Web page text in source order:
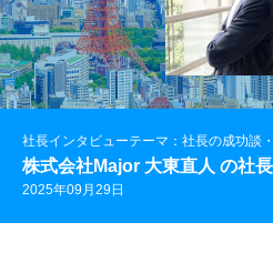
社長インタビューテーマ：社長の成功談
株式会社Major 大東直人 の社
2025年09月29日